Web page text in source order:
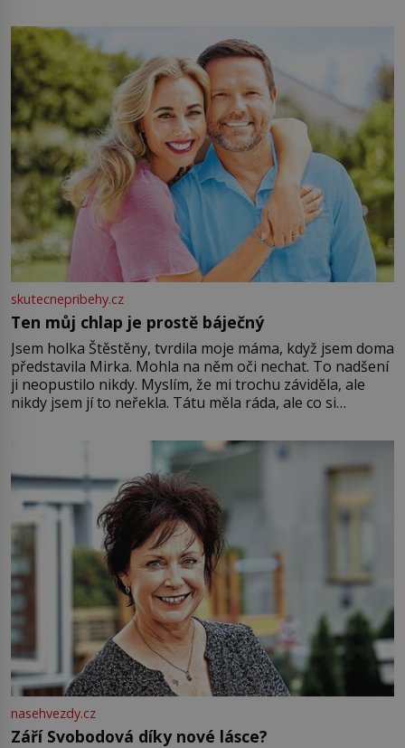
můžete obohatit své rituály a přinést do svého života
větší harmonii a klid. Je důležité
skutecnepribehy.cz
Ten můj chlap je prostě báječný
Jsem holka Štěstěny, tvrdila moje máma, když jsem doma
představila Mirka. Mohla na něm oči nechat. To nadšení
ji neopustilo nikdy. Myslím, že mi trochu záviděla, ale
nikdy jsem jí to neřekla. Tátu měla ráda, ale co si
Jsme spolu moc rádi Tehdy byla jiná doba, když
nasehvezdy.cz
Září Svobodová díky nové lásce?